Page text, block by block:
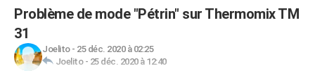
Problème de mode "Pétrin" sur Thermomix TM
31
Joelito- 25 déc. 2020 à 02:25
Joelito- 25 déc. 2020 à 12:40